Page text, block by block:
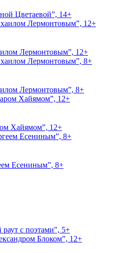
Цветаевой”, 14+
Лермонтовым”, 12+
Лермонтовым”, 8+
Хайямом”, 12+
Есениным”, 8+
с поэтами", 5+